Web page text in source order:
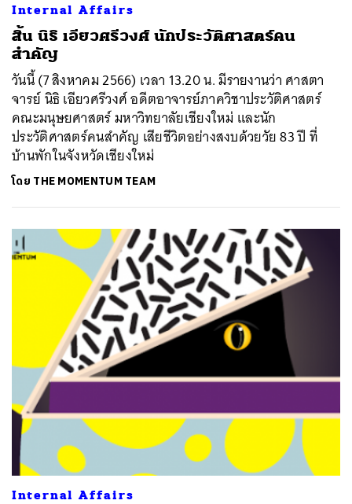
Internal Affairs
สิ้น นิธิ เอียวศรีวงศ์ นักประวัติศาสตร์คน
สำคัญ
วันนี้ (7 สิงหาคม 2566) เวลา 13.20 น. มีรายงานว่า ศาสตา
จารย์ นิธิ เอียวศรีวงศ์ อดีตอาจารย์ภาควิชาประวัติศาสตร์
คณะมนุษยศาสตร์ มหาวิทยาลัยเชียงใหม่ และนัก
ประวัติศาสตร์คนสำคัญ เสียชีวิตอย่างสงบด้วยวัย 83 ปี ที่
บ้านพักในจังหวัดเชียงใหม่
โดย THE MOMENTUM TEAM
Internal Affairs
ค้นหา
SHARE TWEET